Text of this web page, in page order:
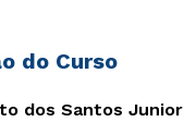
do Curso
dos Santos Junior